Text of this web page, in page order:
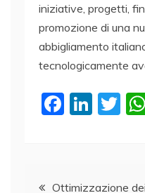
iniziative, progetti,
promozione di una
abbigliamento
tecnologicamente
F
Li T
Navigazione
Ottimizzazione